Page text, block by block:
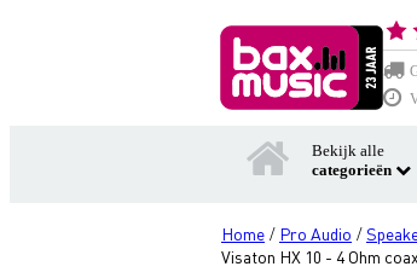
Bekijk alle
categorieën
Home / Pro Audio /
Visaton HX 10 - 4 Ohm